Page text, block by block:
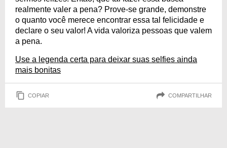
realmente valer a pena? Prove-se grande, demonstre
o quanto você merece encontrar essa tal felicidade e
declare o seu valor! A vida valoriza pessoas que valem
a pena.
Use a legenda certa para deixar suas selfies ainda
mais bonitas
COPIAR COMPARTILHAR